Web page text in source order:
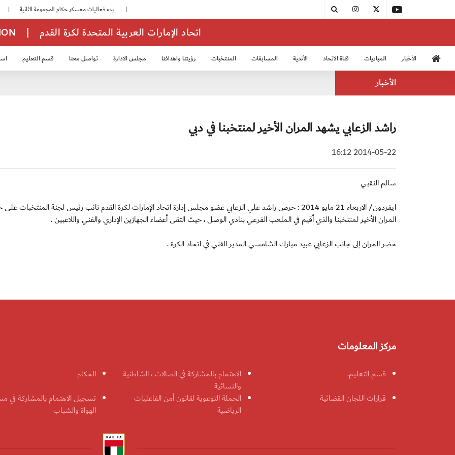
| اتحاد الإمارات العربية المتحدة لكرة القدم
الأخبار المباريات قناة الاتحاد الأندية المسابقات المنتخبات رؤيتنا واهدافنا مجلس الادارة تواصل معنا قسم التعليم
الأخبار
راشد الزعابي يشهد المران الأخير لمنتخبنا في دبي
2014-05-22 16:12
سالم النقبي
ايفردون/ الاربعاء 21 مايو 2014 : حرص راشد علي الزعابي عضو مجلس إدارة اتحاد الإمارات لكرة القدم نائب رئيس لجنة المنتخبات
المران الأخير لمنتخبنا والذي أقيم في الملعب الفرعي بنادي الوصل ، حيث التقى أعضاء الجهازين الإداري والفني واللاعبين .
حضر المران إلى جانب الزعابي عبيد مبارك الشامسي المدير الفني في اتحاد الكرة .
مركز المعلومات
قسم التعليم.
الاهتمام بالمشاركة في الصالات ، الشاطئية
والنسائية
الحكام
قرارات اللجان القضائية
الحملة التوعوية لقانون أمن الفاعليات
الرياضية
تسجيل الاهتمام بالمشاركة في
الهواة والشباب